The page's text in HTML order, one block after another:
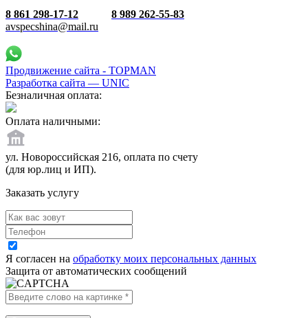
8 861 298-17-12
8 989 262-55-83
avspecshina@mail.ru
Продвижение сайта - TOPMAN
Разработка сайта — UNIC
Безналичная оплата:
Оплата наличными:
ул. Новороссийская 216, оплата по счету
(для юр.лиц и ИП).
Заказать услугу
Я согласен на обработку моих персональных данных
Защита от автоматических сообщений